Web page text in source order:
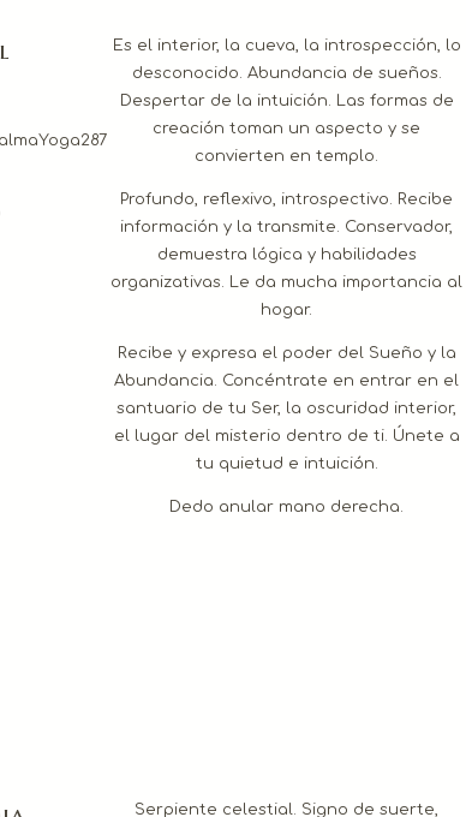
Es el interior, la cueva, la introspección, lo
desconocido. Abundancia de sueños.
Despertar de la intuición. Las formas de
creación toman un aspecto y se
convierten en templo.
Profundo, reflexivo, introspectivo. Recibe
información y la transmite. Conservador,
demuestra lógica y habilidades
organizativas. Le da mucha importancia al
hogar.
Recibe y expresa el poder del Sueño y la
Abundancia. Concéntrate en entrar en el
santuario de tu Ser, la oscuridad interior,
el lugar del misterio dentro de ti. Únete a
tu quietud e intuición.
Dedo anular mano derecha.
Serpiente celestial. Signo de suerte,